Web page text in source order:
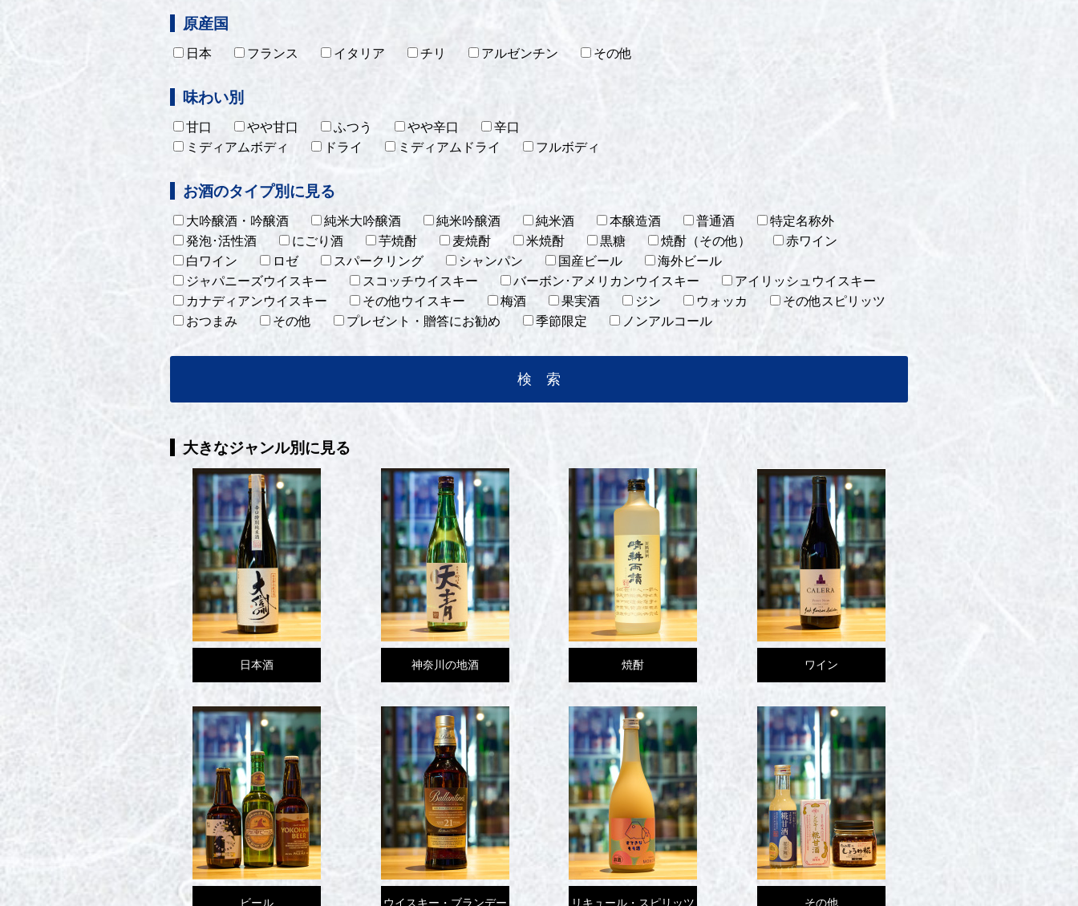
原産国
日本
フランス イタリア チリ アルゼンチン その他
味わい別
甘口
やや甘口 ふつう やや辛口
辛口
ミディアムボディ
ドライ ミディアムドライ フルボディ
お酒のタイプ別に見る
大吟醸酒・吟醸酒
純米大吟醸酒 純米吟醸酒 純米酒 本醸造酒 普通酒
特定名称外
発泡･活性酒
にごり酒 芋焼酎 麦焼酎 米焼酎 黒糖 焼酎（その他）
赤ワイン
白ワイン
ロゼ スパークリング シャンパン 国産ビール
海外ビール
ジャパニーズウイスキー
スコッチウイスキー バーボン･アメリカンウイスキー
アイリッシュウイスキー
カナディアンウイスキー
その他ウイスキー 梅酒 果実酒 ジン ウォッカ
その他スピリッツ
おつまみ
その他 プレゼント・贈答にお勧め 季節限定 ノンアルコール
大きなジャンル別に見る
日本酒 神奈川の地酒 焼酎 ワイン